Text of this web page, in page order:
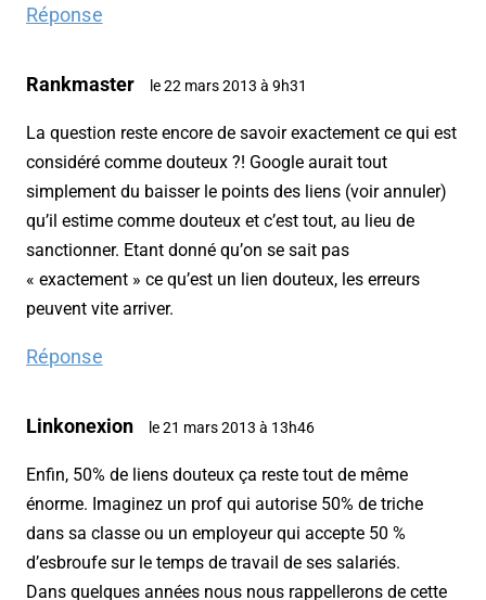
Réponse
Rankmaster le 22 mars 2013 à 9h31
La question reste encore de savoir exactement ce qui est
considéré comme douteux ?! Google aurait tout
simplement du baisser le points des liens (voir annuler)
qu’il estime comme douteux et c’est tout, au lieu de
sanctionner. Etant donné qu’on se sait pas
« exactement » ce qu’est un lien douteux, les erreurs
peuvent vite arriver.
Réponse
Linkonexion le 21 mars 2013 à 13h46
Enfin, 50% de liens douteux ça reste tout de même
énorme. Imaginez un prof qui autorise 50% de triche
dans sa classe ou un employeur qui accepte 50 %
d’esbroufe sur le temps de travail de ses salariés.
Dans quelques années nous nous rappellerons de cette